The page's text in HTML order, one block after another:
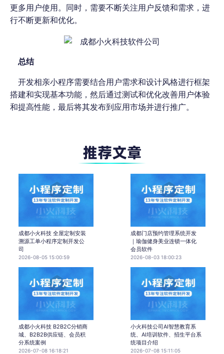
更多用户使用。同时，需要不断关注用户反馈和需求，进
行不断更新和优化。
总结
开发相亲小程序需要结合用户需求和设计风格进行框架
搭建和实现基本功能，然后通过测试和优化改善用户体验
和提高性能，最后将其发布到应用市场并进行推广。
成都小火科技 全屋定制安装
溯源工单小程序定制开发公
司
2026-08-05 15:00:59
成都门店预约管理系统开发
｜瑜伽健身美业连锁一体化
会员软件
2026-08-03 18:00:23
成都小火科技 B2B2C分销商
城、B2B2B供应链、会员积
分系统案例
2026-07-08 16:18:21
小火科技公司AI智慧教育系
统、AI培训软件、招生平台系
统项目介绍
2026-07-08 15:11:05